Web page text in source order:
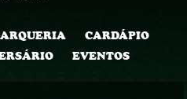
ARQUERIA
CARDÁPIO
EVENTOS